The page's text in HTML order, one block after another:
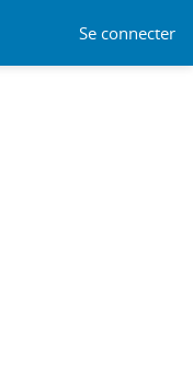
Se connecter